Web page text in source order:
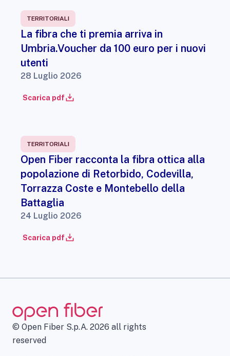
TERRITORIALI
La fibra che ti premia arriva in
Umbria.Voucher da 100 euro per i nuovi
utenti
28 Luglio 2026
Scarica pdf
TERRITORIALI
Open Fiber racconta la fibra ottica alla
popolazione di Retorbido, Codevilla,
Torrazza Coste e Montebello della
Battaglia
24 Luglio 2026
Scarica pdf
© Open Fiber S.p.A. 2026 all rights
reserved